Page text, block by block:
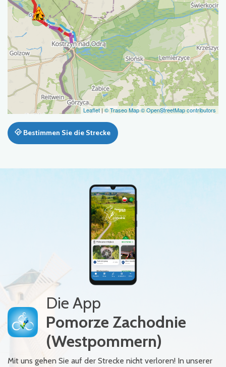
Leaflet| © Traseo Map© OpenStreetMap contributors
Bestimmen Sie die Strecke
Die App
Pomorze Zachodnie
(Westpommern)
Mit uns gehen Sie auf der Strecke nicht verloren! In unserer